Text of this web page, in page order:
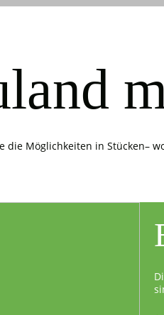
die Möglichkeiten in Stücken–